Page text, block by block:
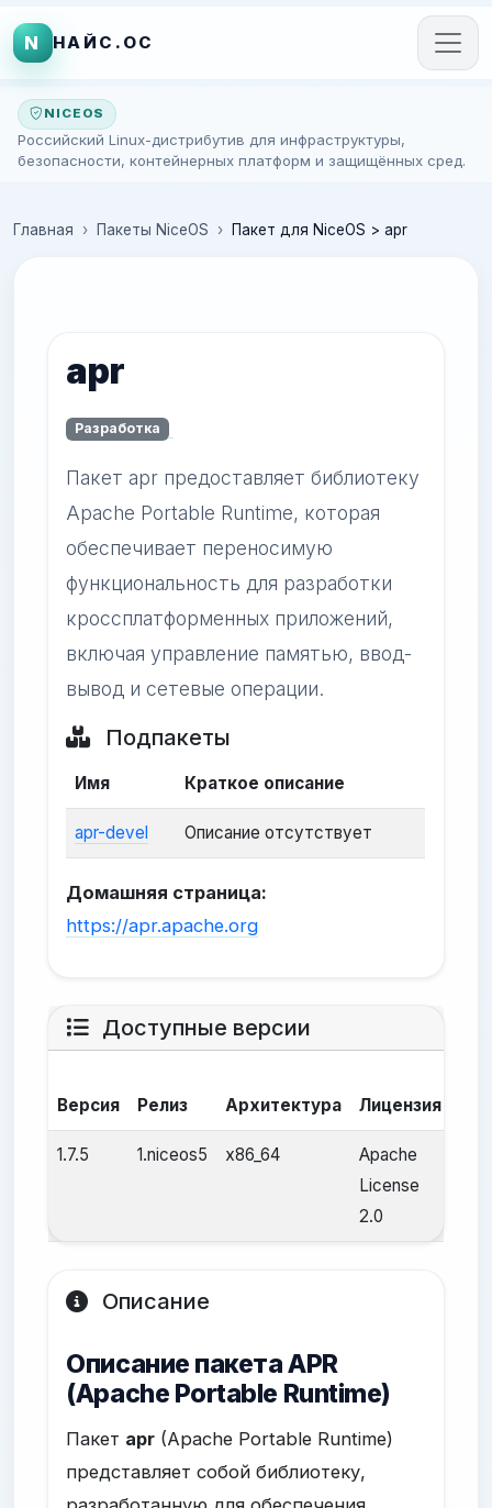
N НАЙС.ОС
NICEOS
Российский Linux-дистрибутив для инфраструктуры,
безопасности, контейнерных платформ и защищённых сред.
Главная Пакеты NiceOS Пакет для NiceOS > apr
apr
Разработка
Пакет apr предоставляет библиотеку
Apache Portable Runtime, которая
обеспечивает переносимую
функциональность для разработки
кроссплатформенных приложений,
включая управление памятью, ввод-
вывод и сетевые операции.
Подпакеты
Имя Краткое описание
apr-devel Описание отсутствует
Домашняя страница:
https://apr.apache.org
Доступные версии
Версия Релиз Архитектура Лицензия
1.7.5 1.niceos5 x86_64
Apache
License
2.0
Описание
Описание пакета APR
(Apache Portable Runtime)
Пакет apr (Apache Portable Runtime)
представляет собой библиотеку,